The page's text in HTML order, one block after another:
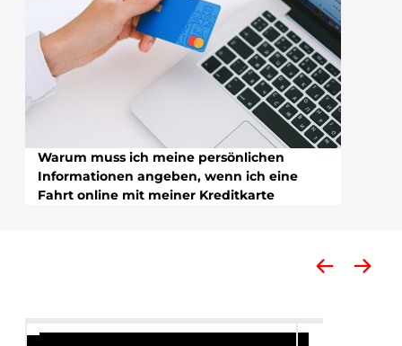
Warum muss ich meine persönlichen
Informationen angeben, wenn ich eine
Fahrt online mit meiner Kreditkarte